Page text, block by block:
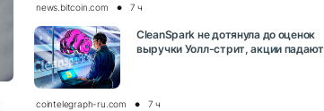
news.bitcoin.com 7 ч
CleanSpark не дотянула до оценок
выручки Уолл-стрит, акции падают
cointelegraph-ru.com 7 ч